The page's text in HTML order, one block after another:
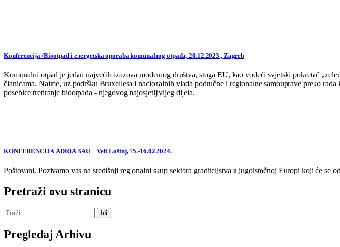
Konferencija /Biootpad i energetska oporaba komunalnog otpada, 20.12.2023., Zagreb
Komunalni otpad je jedan najvećih izazova modernog društva, stoga EU, kao vodeći svjetski pokretač
članicama. Naime, uz podršku Bruxellesa i nacionalnih vlada područne i regionalne samouprave preko
posebice tretiranje biootpada - njegovog najosjetljivijeg dijela.
KONFERENCIJA ADRIA BAU – Veli Lošinj, 15.-16.02.2024.
Poštovani, Pozivamo vas na središnji regionalni skup sektora graditeljstva u jugoistočnoj Europi koji će se
Pretraži ovu stranicu
Pregledaj Arhivu